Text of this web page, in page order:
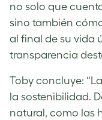
no solo que
sino también
al final de su vida
transparencia
Toby concluye:
la sostenibilidad.
natural, como las